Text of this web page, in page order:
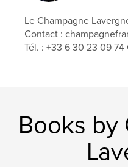
Religions , Santé
Le Champagne
Contact :
Tél. : +33 6 30 23 09 74
Books by